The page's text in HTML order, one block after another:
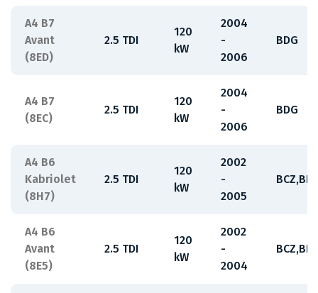
A4 B7
Avant
(8ED)
2.5 TDI
120
kW
2004
-
2006
BDG
A4 B7
(8EC)
2.5 TDI
120
kW
2004
-
2006
BDG
A4 B6
Kabriolet
(8H7)
2.5 TDI
120
kW
2002
-
2005
A4 B6
Avant
(8E5)
2.5 TDI
120
kW
2002
-
2004